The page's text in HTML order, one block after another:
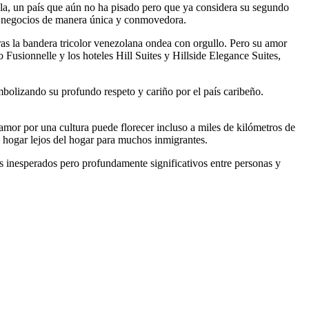
un país que aún no ha pisado pero que ya considera su segundo
de manera única y conmovedora.
la bandera tricolor venezolana ondea con orgullo. Pero su amor
Fusionnelle y los hoteles Hill Suites y Hillside Elegance Suites,
su profundo respeto y cariño por el país caribeño.
por una cultura puede florecer incluso a miles de kilómetros de
lejos del hogar para muchos inmigrantes.
pero profundamente significativos entre personas y